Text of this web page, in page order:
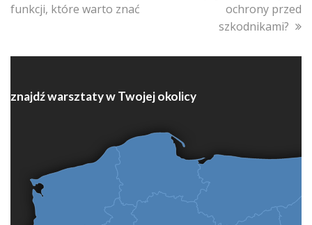
funkcji, które warto znać
ochrony przed
szkodnikami?
znajdź warsztaty w Twojej okolicy